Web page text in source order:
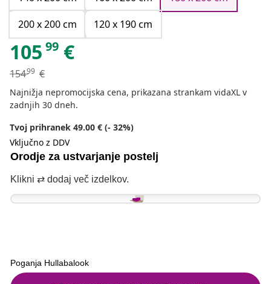
200 x 200 cm
120 x 190 cm
105 99 €
15499 €
Najnižja nepromocijska cena, prikazana strankam vidaXL v
zadnjih 30 dneh.
Tvoj prihranek 49.00 € (- 32%)
Vključno z DDV